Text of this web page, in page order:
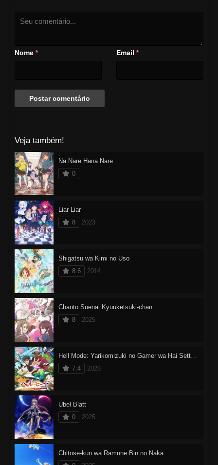
Nome * Email *
Veja também!
Na Nare Hana Nare
0
Liar Liar
8
2023
Shigatsu wa Kimi no Uso
8.6
2014
Chanto Suenai Kyuuketsuki-chan
8
2025
7.4
2026
Übel Blatt
0
2025
Chitose-kun wa Ramune Bin no Naka